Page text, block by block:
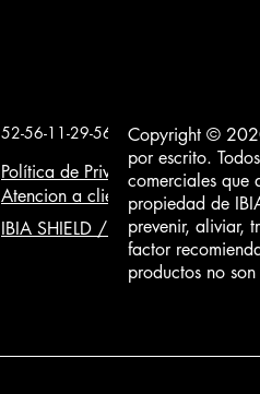
52-56-11-29-56-44
Política de Privacidad
Atencion a clientes
IBIA SHIELD / SATISFACTION
Copyright ©
por escrito.
comerciales que
propiedad de
prevenir, aliviar,
factor
productos no